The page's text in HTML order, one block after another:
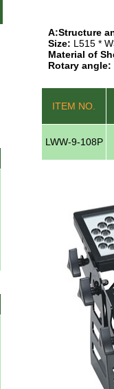
A:Structure
Size: L515 *
Material of
Rotary angle:
ITEM NO.
LWW-9-108P